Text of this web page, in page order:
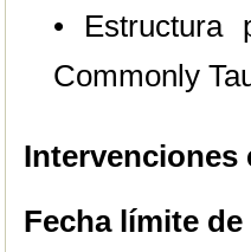
• Estructura
Commonly
Intervenciones
Fecha límite